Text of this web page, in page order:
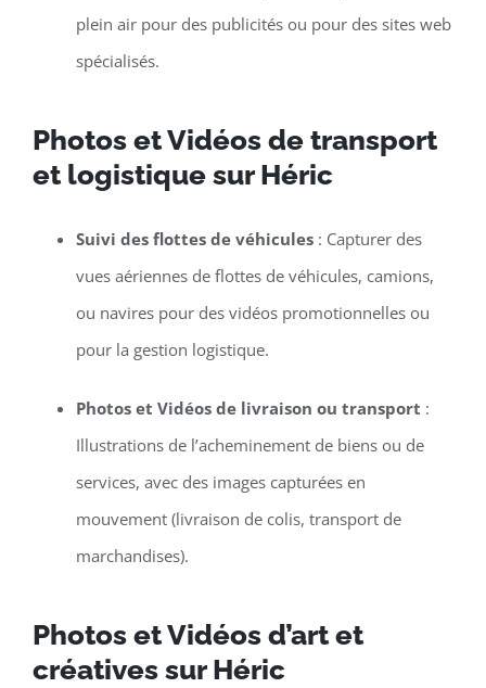
plein air pour des publicités ou pour des sites web
spécialisés.
Photos et Vidéos de transport
et logistique sur Héric
Suivi des flottes de véhicules: Capturer des
vues aériennes de flottes de véhicules, camions,
ou navires pour des vidéos promotionnelles ou
pour la gestion logistique.
Photos et Vidéos de livraison ou transport :
Illustrations de l’acheminement de biens ou de
services, avec des images capturées en
mouvement (livraison de colis, transport de
marchandises).
Photos et Vidéos d’art et
créatives sur Héric